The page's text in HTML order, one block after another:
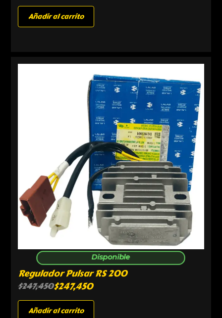
Añadir al carrito
Disponible
Regulador Pulsar RS 200
$247,450$247,450
Añadir al carrito